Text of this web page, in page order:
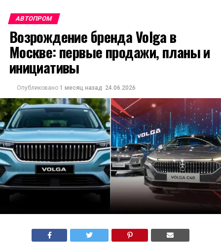
АВТОПРОМ
Возрождение бренда Volga в
Москве: первые продажи, планы и
инициативы
Опубликовано 1 месяц назад 24.06.2026